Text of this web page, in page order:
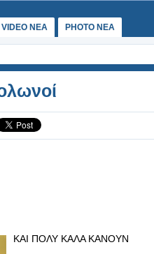
VIDEO NEA PHOTO NEA
KAI ΠΟΛΥ ΚΑΛΑ ΚΑΝΟΥΝ